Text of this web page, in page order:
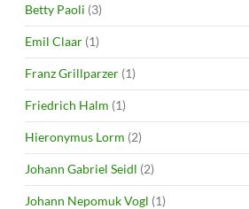
Betty Paoli (3)
Emil Claar (1)
Franz Grillparzer (1)
Friedrich Halm (1)
Hieronymus Lorm (2)
Johann Gabriel Seidl (2)
Johann Nepomuk Vogl (1)